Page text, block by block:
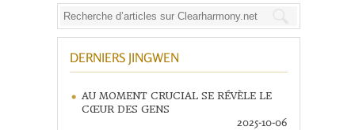
DERNIERS JINGWEN
AU MOMENT CRUCIAL SE RÉVÈLE LE
CŒUR DES GENS
2025-10-06